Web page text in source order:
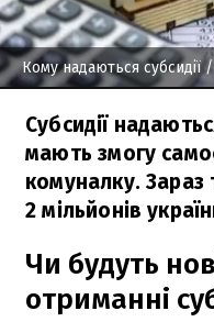
Кому надаються субсидії/
Субсидії
мають змогу
комуналку. Зараз
2 мільйонів
Чи будуть
отриманні